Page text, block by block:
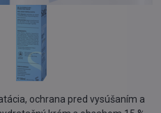
ochrana pred vysúšaním a